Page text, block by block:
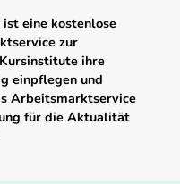
eine kostenlose
zur
ihre
einpflegen und
Arbeitsmarktservice
für die Aktualität